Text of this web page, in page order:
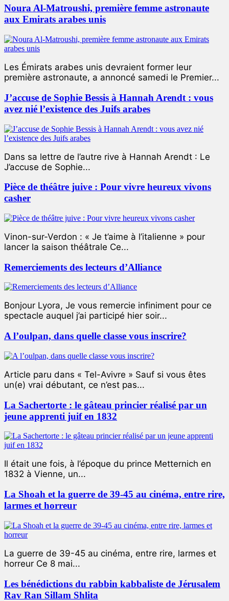
Noura Al-Matroushi, première femme astronaute
aux Emirats arabes unis
Les Émirats arabes unis devraient former leur
première astronaute, a annoncé samedi le Premier...
J’accuse de Sophie Bessis à Hannah Arendt : vous
avez nié l’existence des Juifs arabes
Dans sa lettre de l’autre rive à Hannah Arendt : Le
J’accuse de Sophie...
Pièce de théâtre juive : Pour vivre heureux vivons
casher
Vinon-sur-Verdon : « Je t’aime à l’italienne » pour
lancer la saison théâtrale Ce...
Remerciements des lecteurs d’Alliance
Bonjour Lyora, Je vous remercie infiniment pour ce
spectacle auquel j’ai participé hier soir...
A l’oulpan, dans quelle classe vous inscrire?
Article paru dans « Tel-Avivre » Sauf si vous êtes
un(e) vrai débutant, ce n’est pas...
La Sachertorte : le gâteau princier réalisé par un
jeune apprenti juif en 1832
Il était une fois, à l’époque du prince Metternich en
1832 à Vienne, un...
La Shoah et la guerre de 39-45 au cinéma, entre rire,
larmes et horreur
La guerre de 39-45 au cinéma, entre rire, larmes et
horreur Ce 8 mai...
Les bénédictions du rabbin kabbaliste de Jérusalem
Rav Ran Sillam Shlita